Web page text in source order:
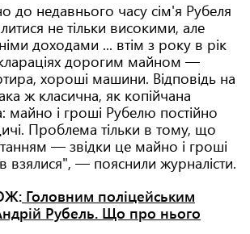
до недавнього часу сім'я Рубеля
не тільки високими, але
доходами ... втім з року в рік
дорогим майном —
хороші машини. Відповідь на
ж класична, як копійчана
майно і гроші Рубелю постійно
Проблема тільки в тому, що
— звідки це майно і гроші
взялися", — пояснили журналісти.
Головним поліцейським
Рубель. Що про нього